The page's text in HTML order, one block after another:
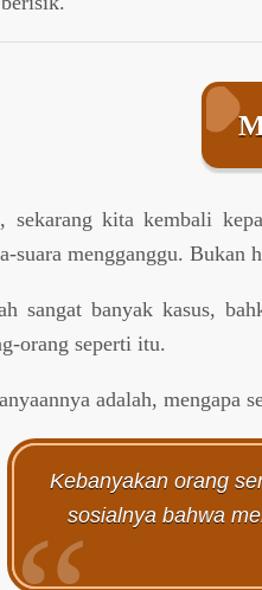
sekarang kita kembali
suara mengganggu. Bukan
sangat banyak kasus,
orang seperti itu.
adalah, mengapa
Kebanyakan orang
sosialnya bahwa